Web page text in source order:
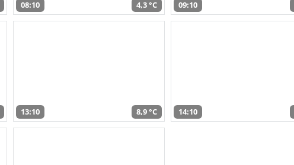
08:10 4,3 °C 09:10
13:10 8,9 °C 14:10